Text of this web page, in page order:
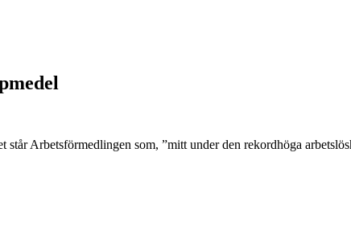
Arbetsförmedlingen som, ”mitt under den rekordhöga